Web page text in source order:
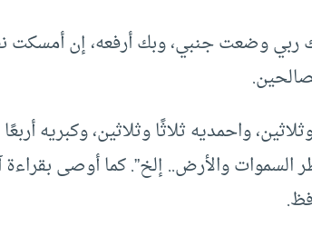
وضعت جنبي، وبك أرفعه، إن أمسكت
واحمديه ثلاثًا وثلاثين، وكبريه
السموات والأرض.. إلخ”. كما أوصى